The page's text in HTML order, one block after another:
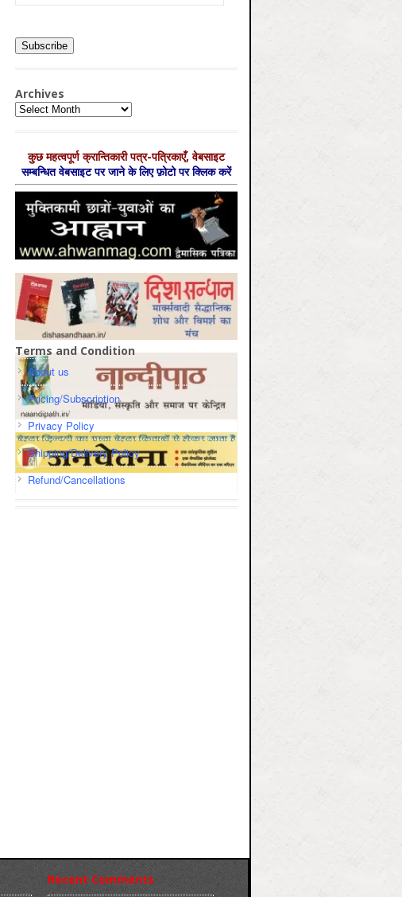
Archives
Archives
कुछ महत्‍वपूर्ण क्रान्तिकारी पत्र-पत्रिकाएँ, वेबसाइट
सम्‍बन्धित वेबसाइट पर जाने के लिए फ़ोटो पर क्लिक करें
Terms and Condition
About us
Pricing/Subscription
Privacy Policy
Shipping/Delivery Policy
Refund/Cancellations
Recent Comments